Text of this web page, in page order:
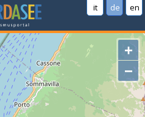
it de en
+
−